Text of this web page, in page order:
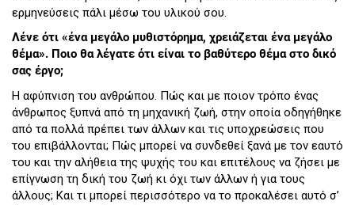
ερμηνεύσεις πάλι μέσω του υλικού σου.
Λένε ότι «ένα μεγάλο μυθιστόρημα, χρειάζεται ένα μεγάλο
θέμα». Ποιο θα λέγατε ότι είναι το βαθύτερο θέμα στο δικό
σας έργο;
Η αφύπνιση του ανθρώπου. Πώς και με ποιον τρόπο ένας
άνθρωπος ξυπνά από τη μηχανική ζωή, στην οποία οδηγήθηκε
από τα πολλά πρέπει των άλλων και τις υποχρεώσεις που
του επιβάλλονται; Πώς μπορεί να συνδεθεί ξανά με τον εαυτό
του και την αλήθεια της ψυχής του και επιτέλους να ζήσει με
επίγνωση τη δική του ζωή κι όχι των άλλων ή για τους
άλλους; Και τι μπορεί περισσότερο να το προκαλέσει αυτό σ’